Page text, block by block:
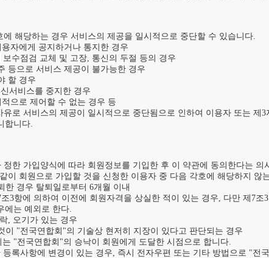
해당하는 경우 서비스의 제공을 일시적으로 중단할 수 있습니다.
자에게 공지하거나 통지한 경우
수점검 교체 및 고장, 통신의 두절 등의 경우
등으로 서비스 제공이 불가능한 경우
할 경우
서비스를 중지한 경우
으로 제어할 수 없는 경우 등
로 서비스의 제공이 일시적으로 중단됨으로 인하여 이용자 또는 제3
합니다.
한 가입양식에 따라 회원정보를 기입한 후 이 약관에 동의한다는 의
이 회원으로 가입할 것을 신청한 이용자 중 다음 각호에 해당하지 않
한 경우 탈퇴일로부터 6개월 이내
3항에 의하여 이전에 회원자격을 상실한 적이 있는 경우, 다만 제7
에는 예외로 한다.
, 오기가 있는 경우
이 "전국연합회"의 기술상 현저히 지장이 있다고 판단되는 경우
"전국연합회"의 승낙이 회원에게 도달한 시점으로 합니다.
록사항에 변경이 있는 경우, 즉시 전자우편 또는 기타 방법으로 "전